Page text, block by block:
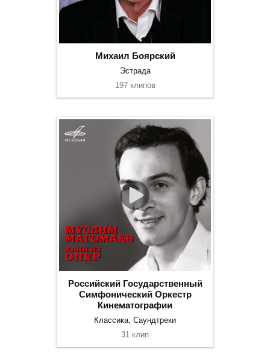
Михаил Боярский
Эстрада
197 клипов
Российский Государственный
Симфонический Оркестр
Кинематографии
Классика, Саундтреки
31 клип